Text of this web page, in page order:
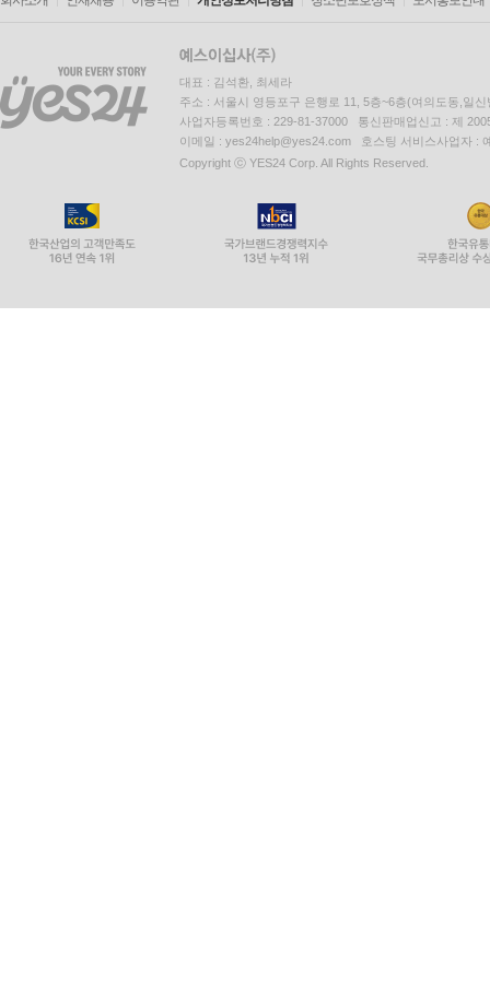
대표 : 김석환, 최세라
주소 : 서울시 영등포구 은행로 11, 5층~6층(여의도동,일신
사업자등록번호 : 229-81-37000 통신판매업신고 : 제
이메일 : yes24help@yes24.com 호스팅 서비스사업자 :
Copyright ⓒ YES24 Corp. All Rights Reserved.